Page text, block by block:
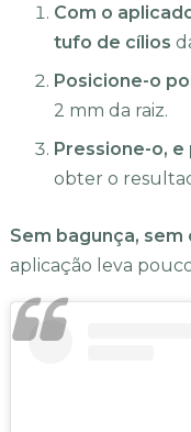
Com o
tufo de cílios
Posicione-o
2 mm da raiz.
Pressione-o, e
obter o
Sem bagunça,
aplicação leva